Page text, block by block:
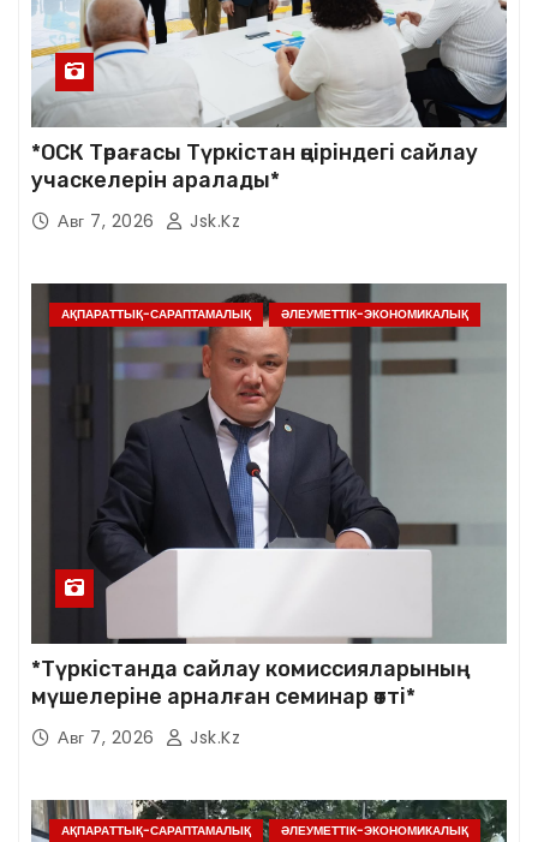
*ОСК Төрағасы Түркістан өңіріндегі сайлау
учаскелерін аралады*
Авг 7, 2026 Jsk.kz
АҚПАРАТТЫҚ-САРАПТАМАЛЫҚ ӘЛЕУМЕТТІК-ЭКОНОМИКАЛЫҚ
*Түркістанда сайлау комиссияларының
мүшелеріне арналған семинар өтті*
Авг 7, 2026 Jsk.kz
АҚПАРАТТЫҚ-САРАПТАМАЛЫҚ ӘЛЕУМЕТТІК-ЭКОНОМИКАЛЫҚ